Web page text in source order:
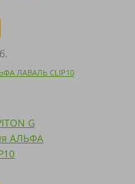
ЛАВАЛЬ CLIP10